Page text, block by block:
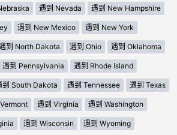
遇到 Nevada 遇到 New Hampshire
遇到 New Mexico 遇到 New York
到 North Dakota 遇到 Ohio 遇到 Oklahoma
遇到 Pennsylvania 遇到 Rhode Island
到 South Dakota 遇到 Tennessee 遇到 Texas
遇到 Virginia 遇到 Washington
遇到 Wisconsin 遇到 Wyoming